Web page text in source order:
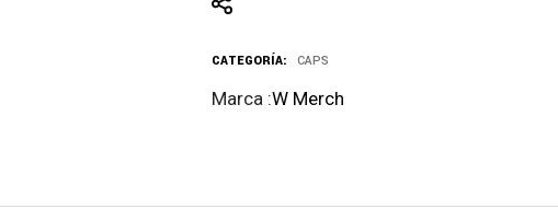
CATEGORÍA: CAPS
Marca :W Merch